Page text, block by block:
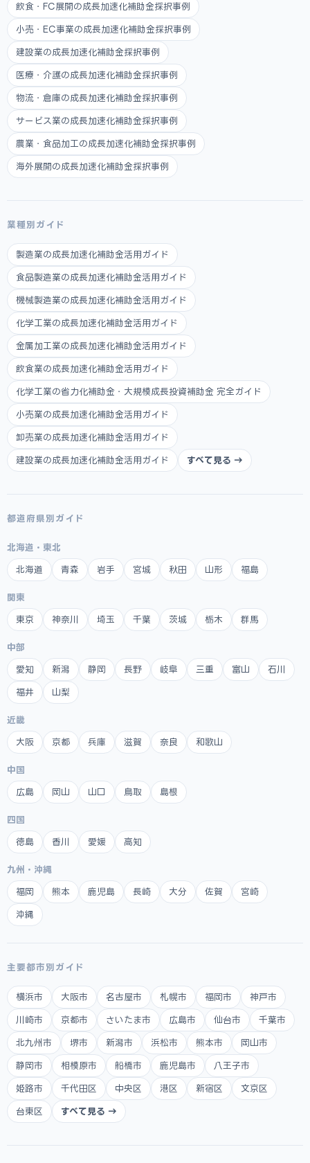
飲食・FC展開の成長加速化補助金採択事例
小売・EC事業の成長加速化補助金採択事例
建設業の成長加速化補助金採択事例
医療・介護の成長加速化補助金採択事例
物流・倉庫の成長加速化補助金採択事例
サービス業の成長加速化補助金採択事例
農業・食品加工の成長加速化補助金採択事例
海外展開の成長加速化補助金採択事例
業種別ガイド
製造業の成長加速化補助金活用ガイド
食品製造業の成長加速化補助金活用ガイド
機械製造業の成長加速化補助金活用ガイド
化学工業の成長加速化補助金活用ガイド
金属加工業の成長加速化補助金活用ガイド
飲食業の成長加速化補助金活用ガイド
化学工業の省力化補助金・大規模成長投資補助金 完全ガイド
小売業の成長加速化補助金活用ガイド
卸売業の成長加速化補助金活用ガイド
建設業の成長加速化補助金活用ガイド すべて見る →
都道府県別ガイド
北海道・東北
北海道 青森 岩手 宮城 秋田 山形 福島
関東
東京 神奈川 埼玉 千葉 茨城 栃木 群馬
中部
愛知 新潟 静岡 長野 岐阜 三重 富山 石川
福井 山梨
近畿
大阪 京都 兵庫 滋賀 奈良 和歌山
中国
広島 岡山 山口 鳥取 島根
四国
徳島 香川 愛媛 高知
九州・沖縄
福岡 熊本 鹿児島 長崎 大分 佐賀 宮崎
沖縄
主要都市別ガイド
横浜市 大阪市 名古屋市 札幌市 福岡市 神戸市
川崎市 京都市 さいたま市 広島市 仙台市 千葉市
北九州市 堺市 新潟市 浜松市 熊本市 岡山市
静岡市 相模原市 船橋市 鹿児島市 八王子市
姫路市 千代田区 中央区 港区 新宿区 文京区
台東区 すべて見る →